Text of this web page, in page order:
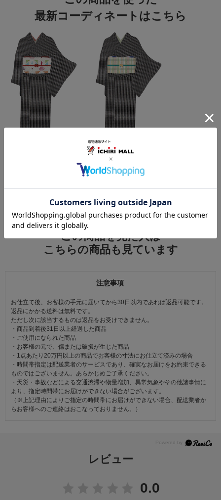
最新コーディネートはこちら
この商品をコーデする
この商品を見た人は
こちらの商品も見ています
注意事項
お仕立て後、お客様の手元に届いてから30日以内であれば返品可能です。
返品にかかる送料は無料です。
ただし次に該当するものは返品をお受けできません。
・商品到着後31日以上経過した商品
・ご使用になられた商品
・お客様の元で、傷または破損が生じた商品
・1点あたり20万円以上の商品でお客様の寸法にお仕立て済みの場合
・時間帯指定は配送業者のサービスであり、確実なお届けをお約束できる
ものではございません。あらかじめご了承ください。
・天災・事故などによる交通渋滞や物量増加、異常気象やその他諸事情に
より、指定時間帯にお届けができない場合がございます。
（※上記理由によりご指定の時間帯にお届けができない場合、配送業者か
らお客様へのご連絡はおこなっておりません。）
レビュー
0.0